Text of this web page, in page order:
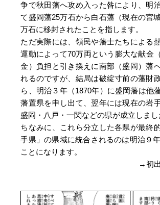
争で秋田藩へ攻め入った咎により、明
て盛岡藩25万石から白石藩（現在の宮
万石に移封されたことを指します。
ただ実際には、領民や藩士たちによる
運動によって70万両という膨大な献金
金）負担と引き換えに南部（盛岡）藩
れるのですが、結局は破綻寸前の藩財
ら、明治３年（1870年）に盛岡藩は他
藩置県を申し出て、翌年には現在の岩
盛岡・八戸・一関などの県が成立しまし
ちなみに、これら分立した各県が最終
手県」の県域に統合されるのは明治９
ことになります。
→初